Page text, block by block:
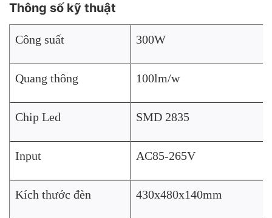
Thông số kỹ thuật
Công suất 300W
Quang thông 100lm/w
Chip Led SMD 2835
Input AC85-265V
Kích thước đèn 430x480x140mm